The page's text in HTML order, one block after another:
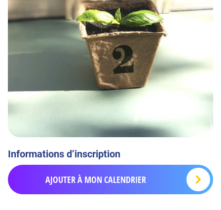
Informations d’inscription
AJOUTER À MON CALENDRIER